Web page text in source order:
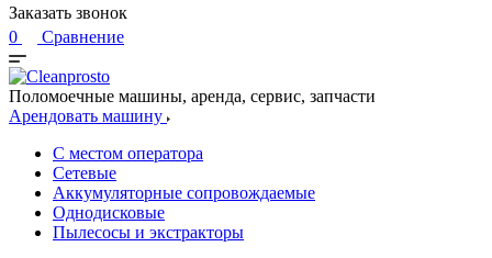
Заказать звонок
0
Сравнение
Поломоечные машины, аренда, сервис, запчасти
Арендовать машину
С местом оператора
Сетевые
Аккумуляторные сопровождаемые
Однодисковые
Пылесосы и экстракторы